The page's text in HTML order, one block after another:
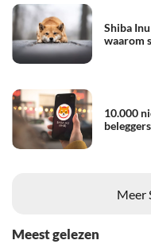
Shiba
waarom
10.000
Meer
Meest gelezen